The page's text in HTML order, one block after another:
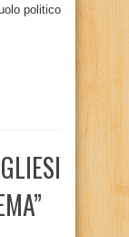
politico